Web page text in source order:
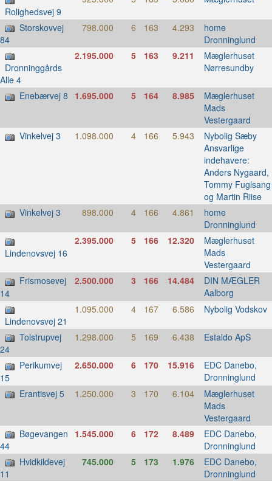
Rolighedsvej 9
Storskovvej
84
798.000 6 163 4.293 home
Dronninglund
Dronninggårds
Alle 4
2.195.000 5 163 9.211 Mæglerhuset
Nørresundby
Enebærvej 8 1.695.000 5 164 8.985 Mæglerhuset
Mads
Vestergaard
Vinkelvej 3
1.098.000 4 166 5.943 Nybolig Sæby
Ansvarlige
indehavere:
Anders Nygaard,
Tommy Fuglsang
og Martin Riise
Vinkelvej 3
898.000 4 166 4.861 home
Dronninglund
Lindenovsvej 16
2.395.000 5 166 12.320 Mæglerhuset
Mads
Vestergaard
Frismosevej
14
2.500.000 3 166 14.484 DIN MÆGLER
Aalborg
Lindenovsvej 21
1.095.000 4 167 6.586 Nybolig Vodskov
Tolstrupvej
24
1.298.000 5 169 6.438 Estaldo ApS
Perikumvej
15
2.650.000 6 170 15.916 EDC Danebo,
Dronninglund
Erantisvej 5
1.250.000 3 170 6.104 Mæglerhuset
Mads
Vestergaard
Bøgevangen
44
1.545.000 6 172 8.489 EDC Danebo,
Dronninglund
Hvidkildevej
11
745.000 5 173 1.976 EDC Danebo,
Dronninglund